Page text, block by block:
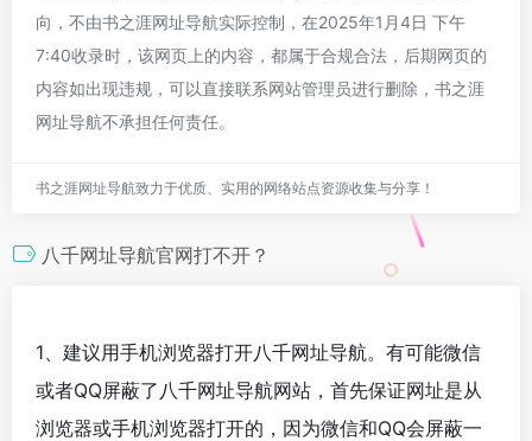
向，不由书之涯网址导航实际控制，在2025年1月4日 下午
7:40收录时，该网页上的内容，都属于合规合法，后期网页的
内容如出现违规，可以直接联系网站管理员进行删除，书之涯
网址导航不承担任何责任。
书之涯网址导航致力于优质、实用的网络站点资源收集与分享！
八千网址导航官网打不开？
1、建议用手机浏览器打开八千网址导航。有可能微信
或者QQ屏蔽了八千网址导航网站，首先保证网址是从
浏览器或手机浏览器打开的，因为微信和QQ会屏蔽一